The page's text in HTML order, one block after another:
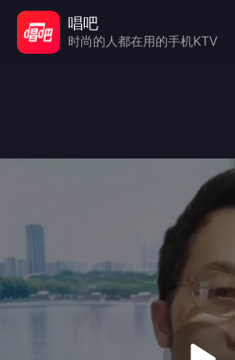
唱吧
时尚的人都在用的手机KTV